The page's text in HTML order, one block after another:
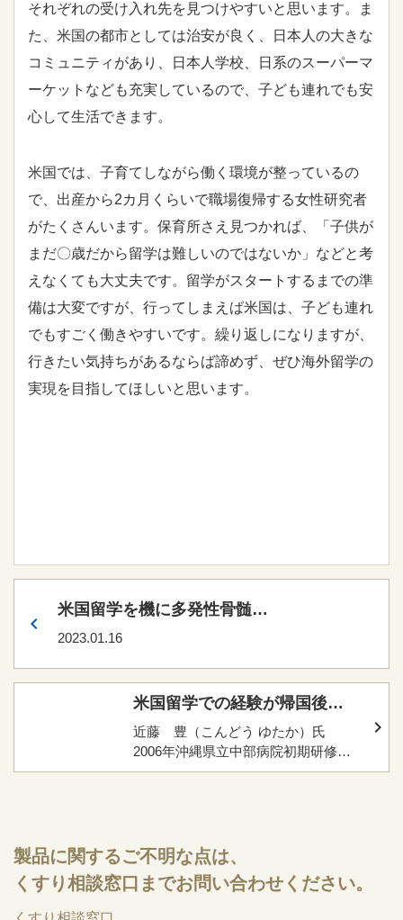
それぞれの受け入れ先を見つけやすいと思います。ま
た、米国の都市としては治安が良く、日本人の大きな
コミュニティがあり、日本人学校、日系のスーパーマ
ーケットなども充実しているので、子ども連れでも安
心して生活できます。
米国では、子育てしながら働く環境が整っているの
で、出産から2カ月くらいで職場復帰する女性研究者
がたくさんいます。保育所さえ見つかれば、「子供が
まだ〇歳だから留学は難しいのではないか」などと考
えなくても大丈夫です。留学がスタートするまでの準
備は大変ですが、行ってしまえば米国は、子ども連れ
でもすごく働きやすいです。繰り返しになりますが、
行きたい気持ちがあるならば諦めず、ぜひ海外留学の
実現を目指してほしいと思います。
米国留学を機に多発性骨髄腫
を専門領域にしようと決意
2023.01.16
米国留学での経験が帰国後の
独自研究の土台に
近藤 豊（こんどう ゆたか）氏
2006年沖縄県立中部病院初期研修
医。2008年聖路加国際病院後期研修
救急部副部長。2015年Research
fellow, Beth Israel Deaconess
Medical Center, Harvard Medical
製品に関するご不明な点は、
くすり相談窓口までお問い合わせください。